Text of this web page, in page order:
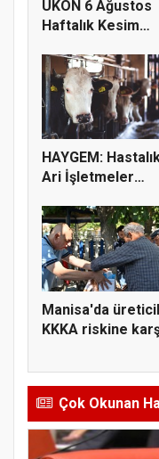
UKON 6 Ağustos
Haftalık Kesim
HAYGEM:
Ari İşletmeler
Manisa'da
KKKA riskine
Çok Okunan